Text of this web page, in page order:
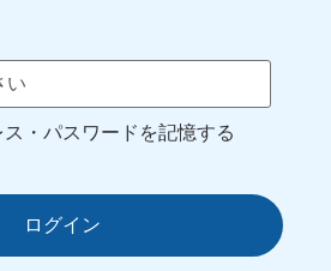
ス・パスワードを記憶する
ログイン